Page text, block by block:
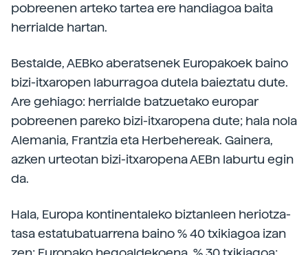
pobreenen arteko tartea ere handiagoa baita
herrialde hartan.
Bestalde, AEBko aberatsenek Europakoek baino
bizi-itxaropen laburragoa dutela baieztatu dute.
Are gehiago: herrialde batzuetako europar
pobreenen pareko bizi-itxaropena dute; hala nola
Alemania, Frantzia eta Herbehereak. Gainera,
azken urteotan bizi-itxaropena AEBn laburtu egin
da.
Hala, Europa kontinentaleko biztanleen heriotza-
tasa estatubatuarrena baino % 40 txikiagoa izan